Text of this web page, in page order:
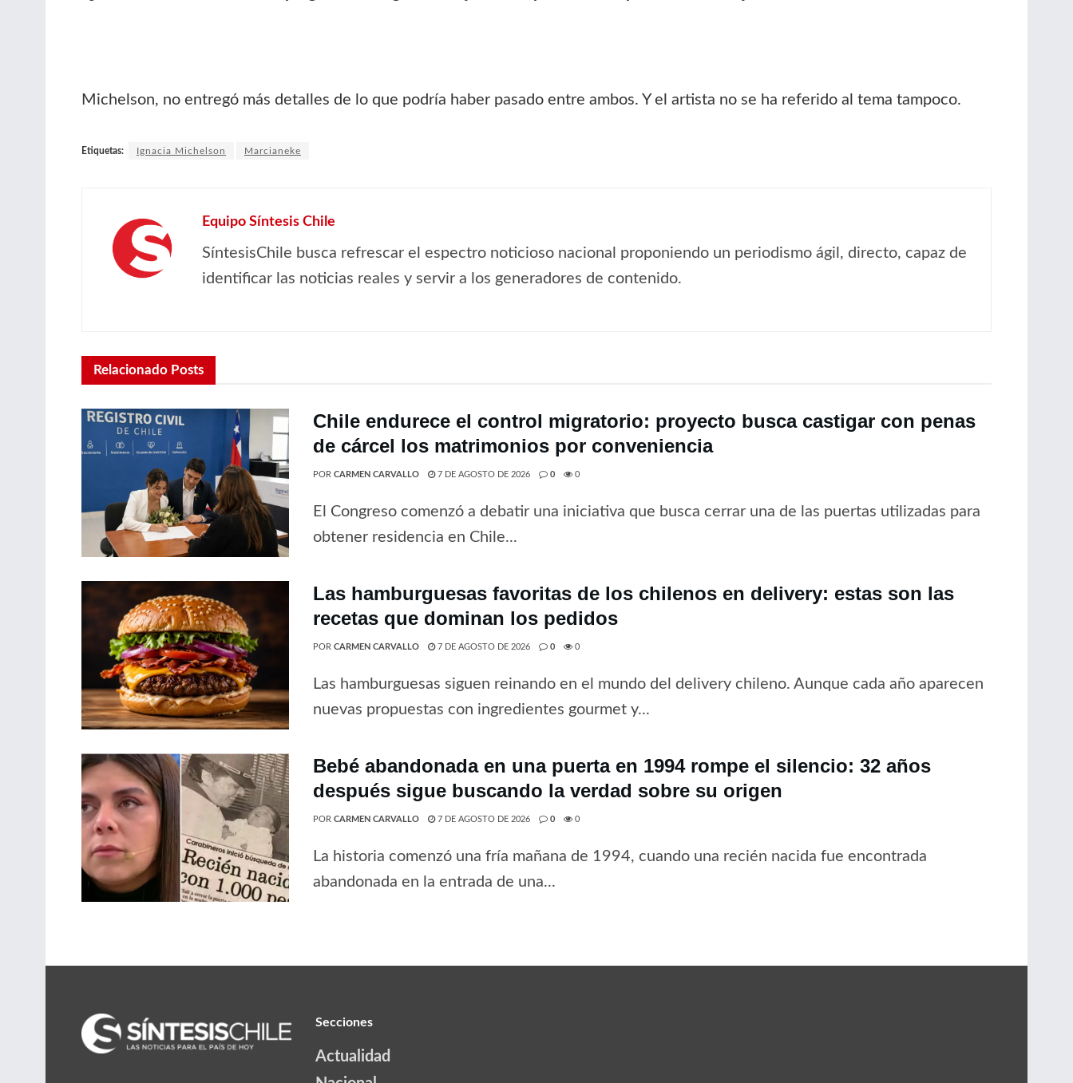
Michelson, no entregó más detalles de lo que podría haber pasado entre ambos. Y el artista no se ha referido al tema tampoco.
Etiquetas: Ignacia Michelson Marcianeke
Equipo Síntesis Chile
SíntesisChile busca refrescar el espectro noticioso nacional proponiendo un periodismo ágil, directo, capaz de
identificar las noticias reales y servir a los generadores de contenido.
Relacionado Posts
Chile endurece el control migratorio: proyecto busca castigar con penas
de cárcel los matrimonios por conveniencia
POR CARMEN CARVALLO 7 DE AGOSTO DE 2026 0 0
El Congreso comenzó a debatir una iniciativa que busca cerrar una de las puertas utilizadas para
obtener residencia en Chile...
Las hamburguesas favoritas de los chilenos en delivery: estas son las
recetas que dominan los pedidos
POR CARMEN CARVALLO 7 DE AGOSTO DE 2026 0 0
Las hamburguesas siguen reinando en el mundo del delivery chileno. Aunque cada año aparecen
nuevas propuestas con ingredientes gourmet y...
Bebé abandonada en una puerta en 1994 rompe el silencio: 32 años
después sigue buscando la verdad sobre su origen
POR CARMEN CARVALLO 7 DE AGOSTO DE 2026 0 0
La historia comenzó una fría mañana de 1994, cuando una recién nacida fue encontrada
abandonada en la entrada de una...
Secciones
Actualidad